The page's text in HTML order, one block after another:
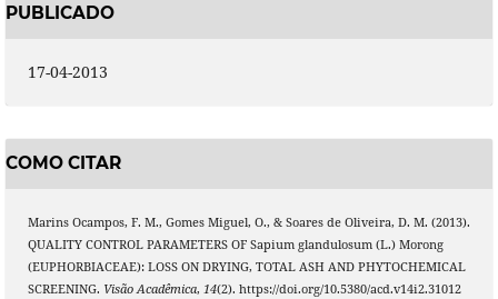
PUBLICADO
17-04-2013
COMO CITAR
Marins Ocampos, F. M., Gomes Miguel, O., & Soares de Oliveira, D. M. (2013).
QUALITY CONTROL PARAMETERS OF Sapium glandulosum (L.) Morong
(EUPHORBIACEAE): LOSS ON DRYING, TOTAL ASH AND PHYTOCHEMICAL
SCREENING. Visão Acadêmica, 14(2). https://doi.org/10.5380/acd.v14i2.31012